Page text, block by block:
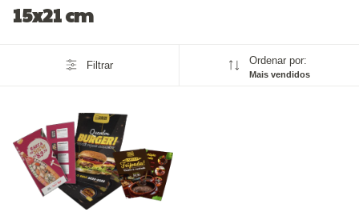
15x21 cm
Filtrar Ordenar por:
Mais vendidos